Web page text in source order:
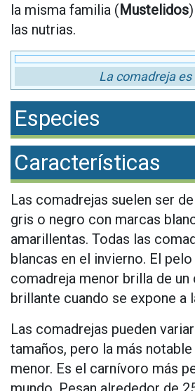
la misma familia ( Mustelidos
las nutrias.
La comadreja
Especies
Características
Las comadrejas suelen ser
gris o negro con marcas
amarillentas. Todas las
blancas en el invierno. El
comadreja menor brilla de un
brillante cuando se expone a
Las comadrejas pueden
tamaños, pero la más
menor. Es el carnívoro más